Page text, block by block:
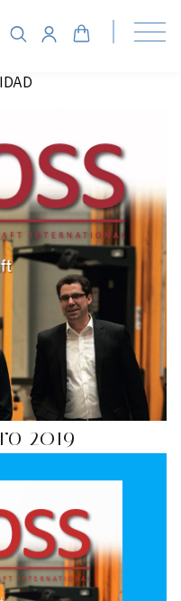
Visualline
Lockline
Ergoline
Maul
2019